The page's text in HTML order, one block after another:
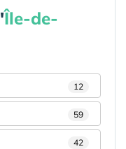
Île-de-
12
59
42